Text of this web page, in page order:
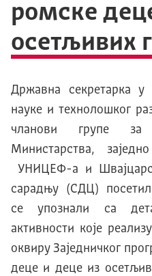
ромске
осетљивих
Државна секретарка у
науке и технолошког
чланови групе за
Министарства,
УНИЦЕФ-а и
сарадњу (СДЦ)
се упознали са
активности које
оквиру Заједничког
деце и деце из